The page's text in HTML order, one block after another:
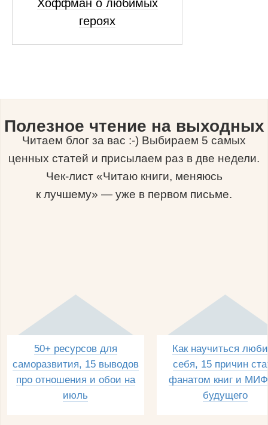
Хоффман о любимых
героях
Полезное чтение на выходных
Читаем блог за вас :-) Выбираем 5 самых
ценных статей и присылаем раз в две недели.
Чек-лист «Читаю книги, меняюсь
к лучшему» — уже в первом письме.
50+ ресурсов для
саморазвития, 15 выводов
про отношения и обои на
июль
Как научиться
себя, 15 причин
фанатом книг и
будущего